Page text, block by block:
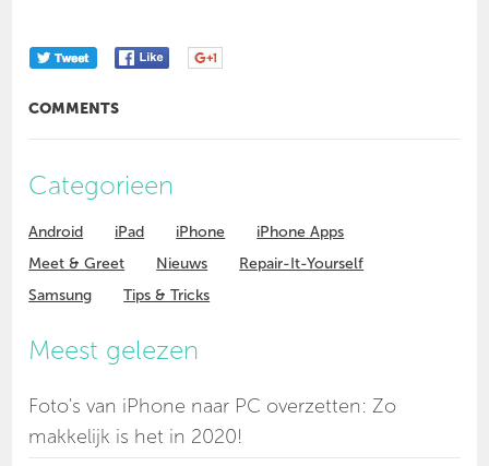
COMMENTS
Categorieen
Android iPad iPhone
iPhone Apps
Meet & Greet
Nieuws
Repair-It-Yourself
Samsung
Tips & Tricks
Meest gelezen
Foto's van iPhone naar PC overzetten: Zo
makkelijk is het in 2020!